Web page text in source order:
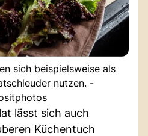
sich beispielsweise als
nutzen. -
lässt sich auch
Küchentuch